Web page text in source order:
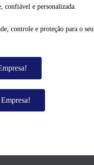
confiável e personalizada.
controle e proteção para o seu